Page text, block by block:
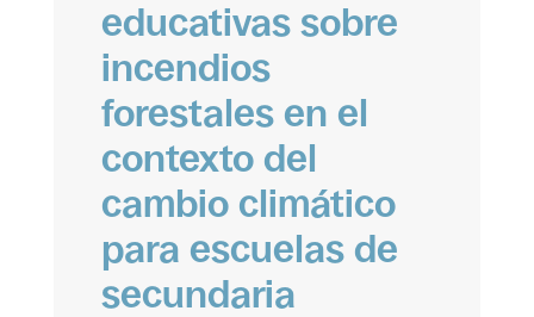
educativas sobre
incendios
forestales en el
contexto del
cambio climático
para escuelas de
secundaria